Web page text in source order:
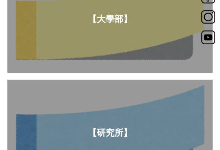
【大學部】
【研究所】